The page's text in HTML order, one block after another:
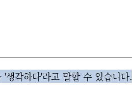
생각하다'라고 말할 수 있습니다.